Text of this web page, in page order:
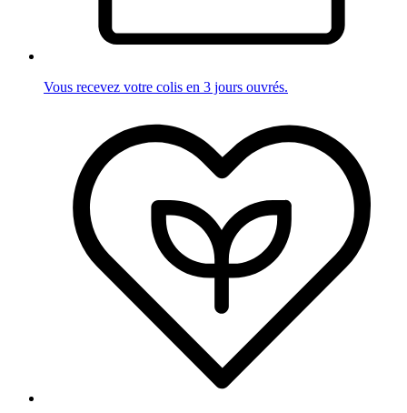
Vous recevez votre colis en 3 jours ouvrés.